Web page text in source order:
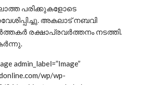
പരിക്കുകളോടെ
അകലാട് നബവി
രക്ഷാപ്രവർത്തനം നടത്തി.
admin_label=”Image”
wp/wp-